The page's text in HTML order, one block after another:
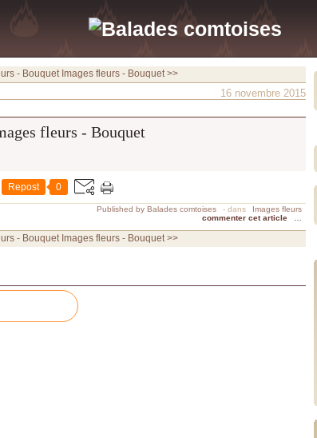
- Bouquet Images fleurs - Bouquet >>
16 novembre 2015
Repost 0
Published by Balades comtoises - dans
Images fleurs
commenter cet article
- Bouquet Images fleurs - Bouquet >>